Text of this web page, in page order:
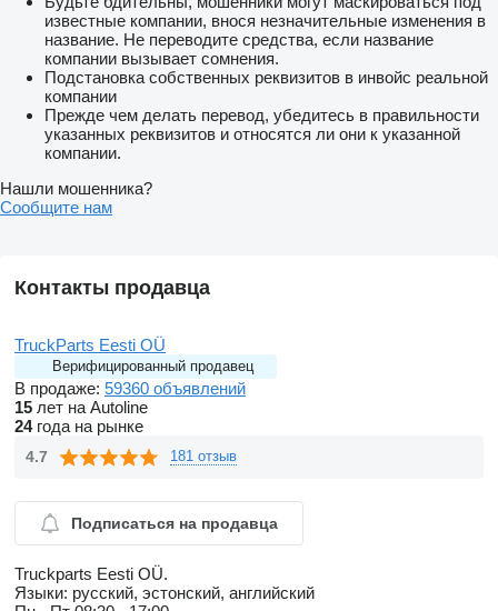
известные компании, внося незначительные изменения в
название. Не переводите средства, если название
компании вызывает сомнения.
Подстановка собственных реквизитов в инвойс реальной
компании
Прежде чем делать перевод, убедитесь в правильности
указанных реквизитов и относятся ли они к указанной
компании.
Нашли мошенника?
Сообщите нам
Контакты продавца
TruckParts Eesti OÜ
Верифицированный продавец
В продаже: 59360 объявлений
15 лет на Autoline
24года на рынке
4.7 181 отзыв
Подписаться на продавца
Truckparts Eesti OÜ.
Языки: русский, эстонский, английский